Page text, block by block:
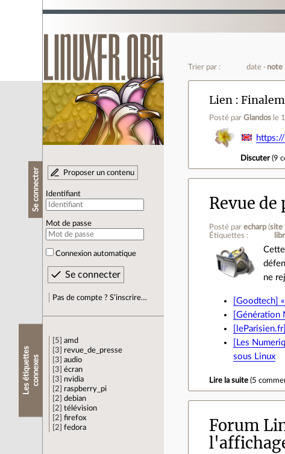
Se connecter Proposer un contenu
Identifiant
Mot de passe
Connexion automatique
Pas de compte ? S’inscrire…
L
e
s
é
t
i
q
u
e
tt
e
s
c
o
n
n
e
x
es
5
amd
3
revue_de_presse
3
audio
3
écran
3
nvidia
2
raspberry_pi
2
debian
2
télévision
2
firefox
2
fedora
Trier par : date note
Lien
Posté parGlandos le
Discuter(9
Revue de
Posté parecharp(site
Étiquettes :
ne
[Goodtech]
[Génération
[Les
sous Linux
Lire la suite (5
Forum